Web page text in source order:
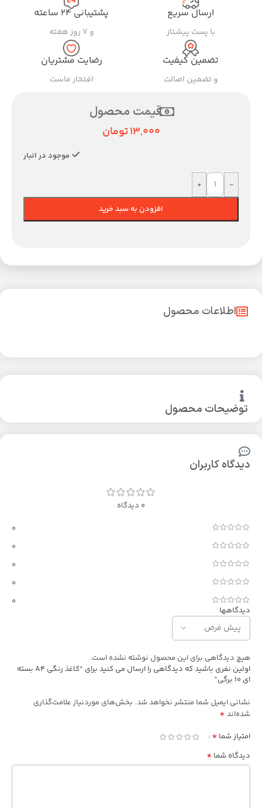
ارسال سریع
با پست پیشتاز
پشتیبانی ۲۴ ساعته
و ۷ روز هفته
تضمین کیفیت
و تضمین اصالت
رضایت مشتریان
افتخار ماست
قیمت محصول
13,000تومان
موجود در انبار
-
+
افزودن به سبد خرید
توضیحات محصول
اطلاعات محصول
دیدگاه کاربران
0 دیدگاه
0
0
0
0
0
دیدگاهها
هیچ دیدگاهی برای این محصول نوشته نشده است.
اولین نفری باشید که دیدگاهی را ارسال می کنید برای “کاغذ رنگی A4 بسته
ای 10 برگی”
نشانی ایمیل شما منتشر نخواهد شد. بخش‌های موردنیاز علامت‌گذاری
شده‌اند *
امتیاز شما *
دیدگاه شما *